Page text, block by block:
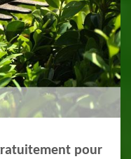
pour